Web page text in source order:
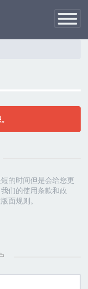
切
换
导
的时间但是会给您更
们的使用条款和政
面规则。